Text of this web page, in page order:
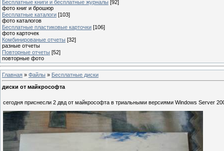
Бесплатные книги и бесплатные журналы [92]
фото книг и брошюр
Бесплатные каталоги [103]
фото каталогов
Бесплатные пластиковые карточки [106]
фото карточек
Комбинированые отчеты [32]
разные отчеты
Повторные отчеты [52]
повторные фото
Главная » Файлы » Бесплатные диски
диски от майкрософта
сегодня приснесли 2 двд от майкрософта в триальными версиями Windows Server